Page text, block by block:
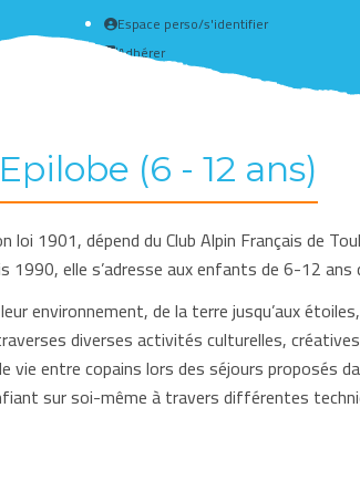
Espace perso/s'identifier
Adhérer
Créer un compte
(6 - 12 ans)
loi 1901, dépend du Club Alpin Français de
1990, elle s’adresse aux enfants de 6-12 ans
environnement, de la terre jusqu’aux étoiles,
diverses activités culturelles,
entre copains lors des séjours proposés
sur soi-même à travers différentes